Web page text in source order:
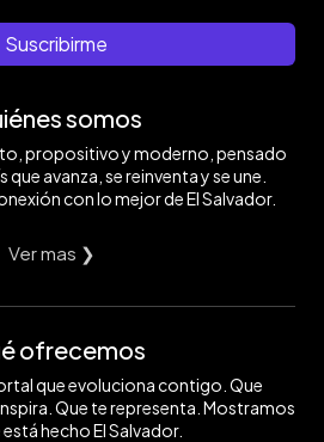
Suscribirme
somos
propositivo y moderno, pensado
que avanza, se reinventa y se une.
con lo mejor de El Salvador.
Ver mas ❯
ofrecemos
que evoluciona contigo. Que
Que te representa. Mostramos
hecho El Salvador.